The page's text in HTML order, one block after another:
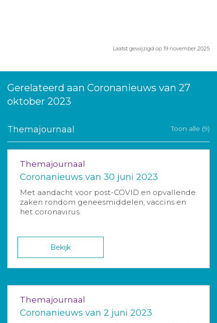
Laatst gewijzigd op 19 november 2025
Gerelateerd aan Coronanieuws van 27
oktober 2023
Themajournaal Toon alle (9)
Themajournaal
Coronanieuws van 30 juni 2023
Met aandacht voor post-COVID en opvallende
zaken rondom geneesmiddelen, vaccins en
het coronavirus.
Bekijk
Themajournaal
Coronanieuws van 2 juni 2023